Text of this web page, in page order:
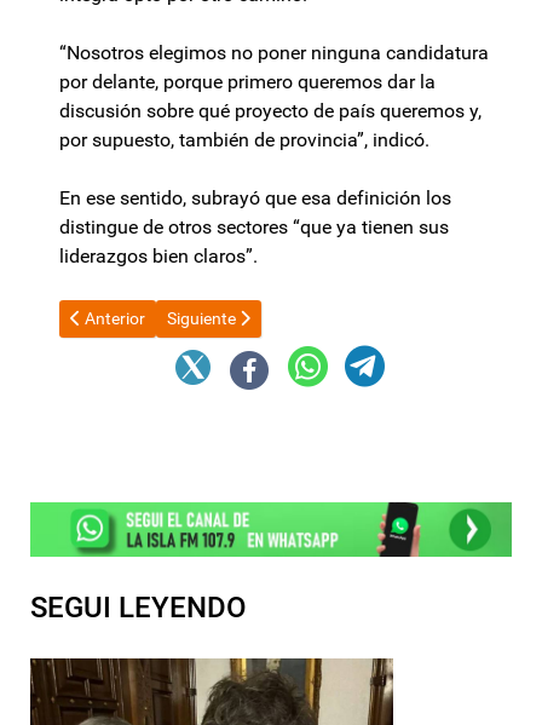
“Nosotros elegimos no poner ninguna candidatura
por delante, porque primero queremos dar la
discusión sobre qué proyecto de país queremos y,
por supuesto, también de provincia”, indicó.
En ese sentido, subrayó que esa definición los
distingue de otros sectores “que ya tienen sus
liderazgos bien claros”.
Artículo anterior: Catamarca adhirió sistema de comunicación
Anterior Artículo siguiente: Pichetto afianza su vínculo
Siguiente
SEGUI LEYENDO